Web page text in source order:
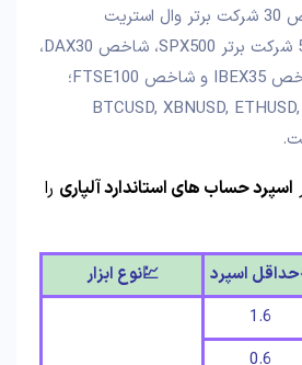
شاخص 30 شرکت برتر وال استریت
Wallst30، شاخص 500 شرکت برتر SPX500، شاخص DAX30،
BTCUSD, XBNUSD, ETHUSD,
اسپرد حساب های استاندارد آلپاری را
اسپرد
💹نوع ابزار
1.6